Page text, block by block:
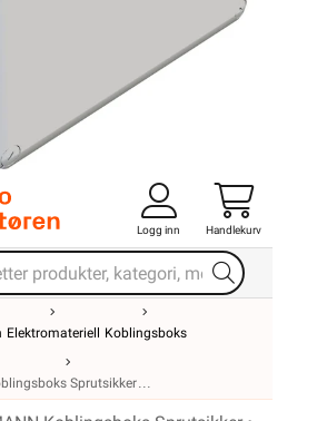
Logg inn Handlekurv
Elektromateriell Koblingsboks
Sprutsikker